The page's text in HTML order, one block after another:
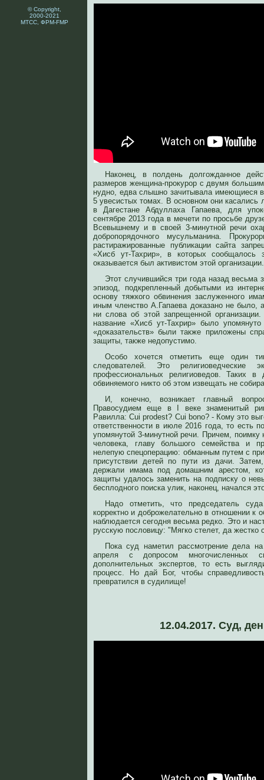
© Copyright,
2000-2021
МТСС, ФРМ-FMP
Наконец, в полдень долгожданное
размеров женщина-прокурор с двумя
нудно, едва слышно зачитывала имеющиеся
5 увесистых томах. В основном они касались
в Дагестане Абдуллаха Гапаева, для
сентябре 2013 года в мечети по просьбе
Всевышнему и в своей 3-минутной речи
добропорядочного мусульманина.
растиражированные публикации сайта
«Хисб ут-Тахрир», в которых сообщалось
оказывается был активистом этой организации.
Этот случившийся три года назад весьма
эпизод, подкрепленный добытыми из
основу тяжкого обвинения заслуженного
иным членство А.Гапаева доказано не было,
ни слова об этой запрещенной
название «Хисб ут-Тахрир» было
«доказательств» были также приложены
защиты, также недопустимо.
Особо хочется отметить еще один
следователей. Это религиоведческие
профессиональных религиоведов. Таких
обвиняемого никто об этом извещать не
И, конечно, возникает главный
Правосудием еще в I веке знаменитый
Равилла: Cui prodest? Cui bono? - Кому это
ответственности в июле 2016 года, то есть
упомянутой 3-минутной речи. Причем, поимку
человека, главу большого семейства и
нелепую спецоперацию: обманным путем с
присутствии детей по пути из дачи.
держали имама под домашним арестом,
защиты удалось заменить на подписку о
бесплодного поиска улик, наконец, начался
Надо отметить, что председатель
корректно и доброжелательно в отношении к
наблюдается сегодня весьма редко. Это и
русскую пословицу: "Мягко стелет, да жестко
Пока суд наметил рассмотрение дела
апреля с допросом многочисленных
дополнительных экспертов, то есть
процесс. Но дай Бог, чтобы
превратился в судилище!
12.04.2017. Суд,